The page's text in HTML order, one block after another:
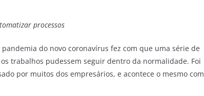
processos
do novo coronavírus fez com que uma série de
trabalhos pudessem seguir dentro da normalidade. Foi
por muitos dos empresários, e acontece o mesmo com